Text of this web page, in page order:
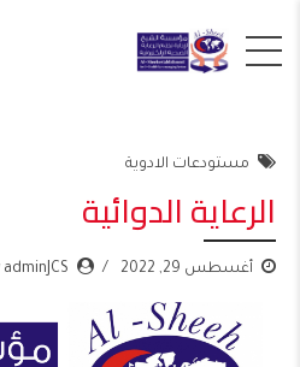
مستودعات الادوية
الرعاية الدوائية
أغسطس 29, 2022 adminJCS